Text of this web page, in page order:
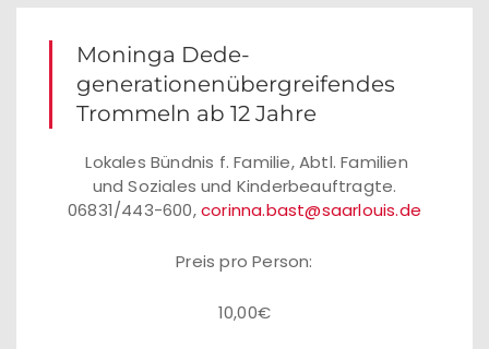
Moninga Dede-
generationenübergreifendes
Trommeln ab 12 Jahre
Lokales Bündnis f. Familie, Abtl. Familien
und Soziales und Kinderbeauftragte.
06831/443-600,corinna.bast@saarlouis.de
Preis pro Person:
10,00€